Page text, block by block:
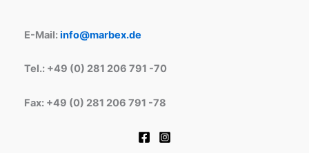
E-Mail:info@marbex.de
Tel.: +49 (0) 281 206 791 -70
Fax: +49 (0) 281 206 791 -78